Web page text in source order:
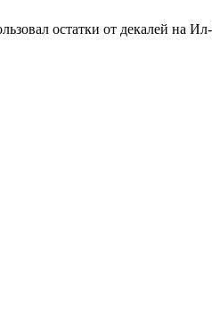
остатки от декалей на